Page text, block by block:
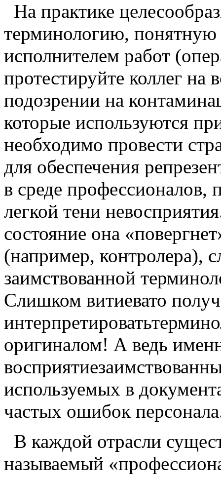
На практике
терминологию,
исполнителем работ
протестируйте коллег
подозрении на
которые используются
необходимо провести
для обеспечения
в среде профессионалов,
легкой тени
состояние она
(например, контролера),
заимствованной
Слишком витиевато
оригиналом! А ведь
используемых в
частых ошибок
В каждой отрасли
называемый